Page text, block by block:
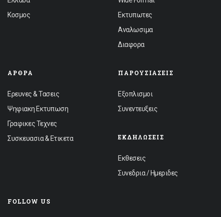
Κοσμος
Εκτυπωτες
Αναλωσιμα
Διαφορα
ΆΡΘΡΑ
Ερευνες & Τασεις
Ψηφιακη Εκτυπωση
Γραφικες Τεχνες
Συσκευασια & Ετικετα
ΠΑΡΟΥΣΙΆΣΕΙΣ
Εξοπλισμοι
Συνεντευξεις
ΕΚΔΗΛΏΣΕΙΣ
Εκθεσεις
Συνεδρια / Ημεριδες
FOLLOW US